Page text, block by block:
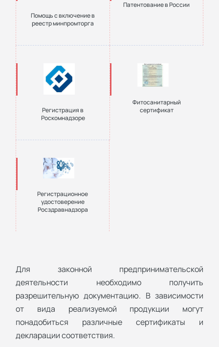
Помощь с включение в
реестр минпромторга
Патентование в России
Регистрация в
Роскомнадзоре
Фитосанитарный
сертификат
Регистрационное
удостоверение
Росздравнадзора
Для законной предпринимательской
деятельности необходимо получить
разрешительную документацию. В зависимости
от вида реализуемой продукции могут
понадобиться различные сертификаты и
декларации соответствия.